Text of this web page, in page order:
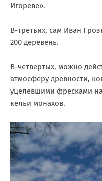
Игореве».
В-третьих, сам Иван
200 деревень.
В-четвертых, можно
атмосферу древности,
уцелевшими фресками
кельи монахов.